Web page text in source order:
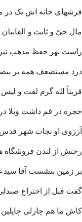
فرشهای خانه اش یک در
مال حیّ و ثابت و القانیان
راست بهر حفظ مذهب
درد مستضعف همه بر
قربتاً لله گرم لفت و لیس
حجره در قم داشت ویلا
آرزوی او نجات شهر قدس
رختش از لندن
بر زمین بنشست آقا
گفت قبل از اختراع
کاش ما هم چارلی چاپلین